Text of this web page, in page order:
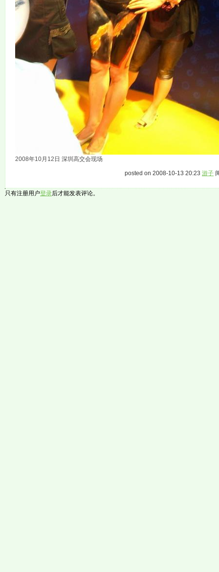
2008年10月12日 深圳高交会现场
posted on 2008-10-13 20:23 游子
只有注册用户登录后才能发表评论。